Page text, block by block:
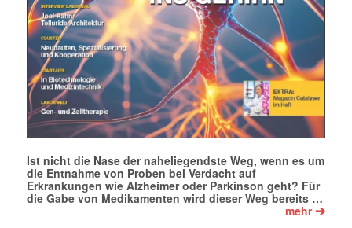
Ist nicht die Nase der naheliegendste Weg, wenn es um
die Entnahme von Proben bei Verdacht auf
Erkrankungen wie Alzheimer oder Parkinson geht? Für
die Gabe von Medikamenten wird dieser Weg bereits …
mehr➔